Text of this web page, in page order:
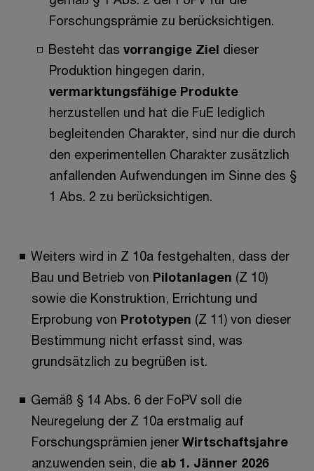
Forschungsprämie zu berücksichtigen.
Besteht das vorrangige Ziel dieser
Produktion hingegen darin,
vermarktungsfähige Produkte
herzustellen und hat die FuE lediglich
begleitenden Charakter, sind nur die durch
den experimentellen Charakter zusätzlich
anfallenden Aufwendungen im Sinne des §
1 Abs. 2 zu berücksichtigen.
Weiters wird in Z 10a festgehalten, dass der
Bau und Betrieb von Pilotanlagen (Z 10)
sowie die Konstruktion, Errichtung und
Erprobung von Prototypen (Z 11) von dieser
Bestimmung nicht erfasst sind, was
grundsätzlich zu begrüßen ist.
Gemäß § 14 Abs. 6 der FoPV soll die
Neuregelung der Z 10a erstmalig auf
Forschungsprämien jener Wirtschaftsjahre
anzuwenden sein, die ab 1. Jänner 2026